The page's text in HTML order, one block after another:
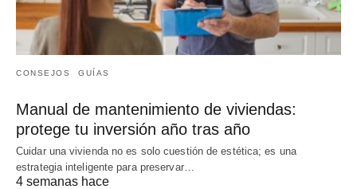
CONSEJOS GUÍAS
Manual de mantenimiento de viviendas:
protege tu inversión año tras año
Cuidar una vivienda no es solo cuestión de estética; es una
estrategia inteligente para preservar…
4 semanas hace